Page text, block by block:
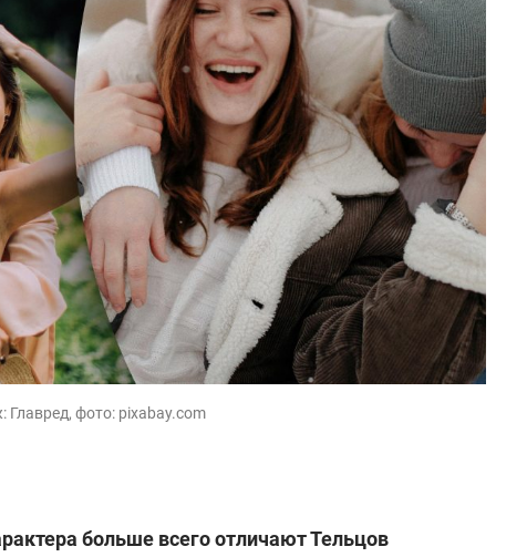
фото: pixabay.com
больше всего отличают Тельцов